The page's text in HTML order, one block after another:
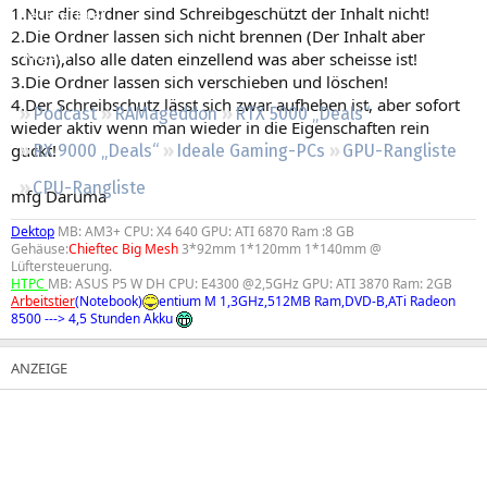
Leserartikel
Regeln
Podcast RAMageddon
RTX 5000 „Deals“
RX 9000 „Deals“
Ideale Gaming-PCs
GPU-Rangliste
CPU-Rangliste
1.Nur die Ordner sind Schreibgeschützt der Inhalt nicht!
2.Die Ordner lassen sich nicht brennen (Der Inhalt aber
schon),also alle daten einzellend was aber scheisse ist!
3.Die Ordner lassen sich verschieben und löschen!
4.Der Schreibschutz lässt sich zwar aufheben ist, aber sofort
wieder aktiv wenn man wieder in die Eigenschaften rein
guckt!
mfg Daruma
Dektop MB: AM3+ CPU: X4 640 GPU: ATI 6870 Ram :8 GB
Gehäuse:Chieftec Big Mesh3*92mm 1*120mm 1*140mm @
Lüftersteuerung.
HTPC MB: ASUS P5 W DH CPU: E4300 @2,5GHz GPU: ATI 3870 Ram: 2GB
Arbeitstier(Notebook)
entium M 1,3GHz,512MB Ram,DVD-B,ATi Radeon
8500 ---> 4,5 Stunden Akku